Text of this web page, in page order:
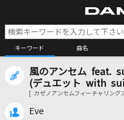
キーワード 曲名
カラオケ
風のアンセム feat.
(デュエット with
[ カゼノアンセムフィーチャリング
Eve